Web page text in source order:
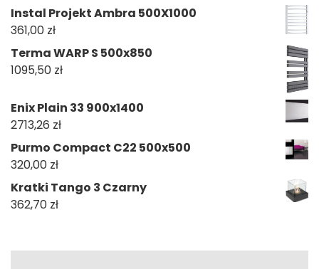
Instal Projekt Ambra 500X1000
361,00 zł
Terma WARP S 500x850
1095,50 zł
Enix Plain 33 900x1400
2713,26 zł
Purmo Compact C22 500x500
320,00 zł
Kratki Tango 3 Czarny
362,70 zł